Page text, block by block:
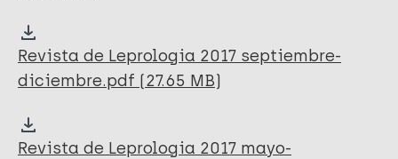
Revista de Leprologia 2017 septiembre-
diciembre.pdf (27.65 MB)
Revista de Leprologia 2017 mayo-